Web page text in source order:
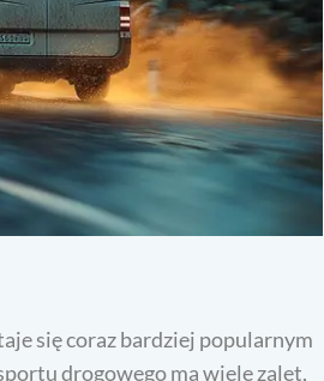
się coraz bardziej popularnym
drogowego ma wiele zalet,